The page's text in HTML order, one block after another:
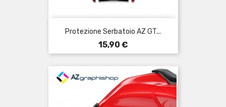
Protezione Serbatoio AZ GT...
Prezzo
15,90 €